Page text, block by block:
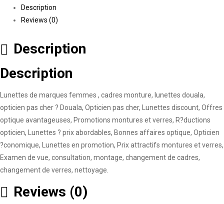
Description
Reviews (0)
Description
Description
Lunettes de marques femmes , cadres monture, lunettes douala,
opticien pas cher ? Douala, Opticien pas cher, Lunettes discount, Offres
optique avantageuses, Promotions montures et verres, R?ductions
opticien, Lunettes ? prix abordables, Bonnes affaires optique, Opticien
?conomique, Lunettes en promotion, Prix attractifs montures et verres,
Examen de vue, consultation, montage, changement de cadres,
changement de verres, nettoyage.
Reviews (0)